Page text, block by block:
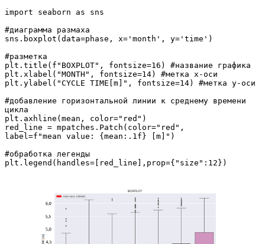
import seaborn as sns
#диаграмма размаха
sns.boxplot(data=phase, x='month', y='time')
#разметка
plt.title(f"BOXPLOT", fontsize=16) #название графика
plt.xlabel("MONTH", fontsize=14) #метка x-оси
plt.ylabel("CYCLE TIME[m]", fontsize=14) #метка y-оси
#добавление горизонтальной линии к среднему времени
цикла
plt.axhline(mean, color="red")
red_line = mpatches.Patch(color="red",
label=f"mean value: {mean:.1f} [m]")
#обработка легенды
plt.legend(handles=[red_line],prop={"size":12})